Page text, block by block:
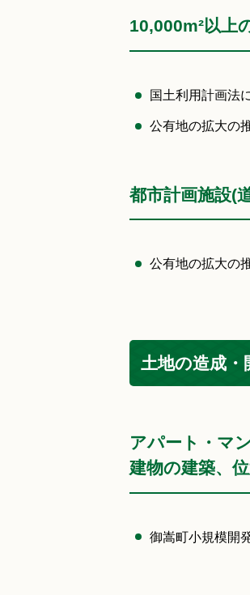
10,000m²以上
国土利用計画法
公有地の拡大の
都市計画施設(
公有地の拡大の
土地の造成・
アパート・マ
建物の建築、
御嵩町小規模開